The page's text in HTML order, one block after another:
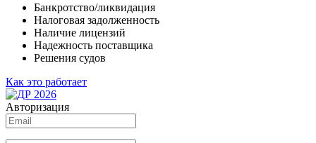
Банкротство/ликвидация
Налоговая задолженность
Наличие лицензий
Надежность поставщика
Решения судов
Как это работает
Авторизация